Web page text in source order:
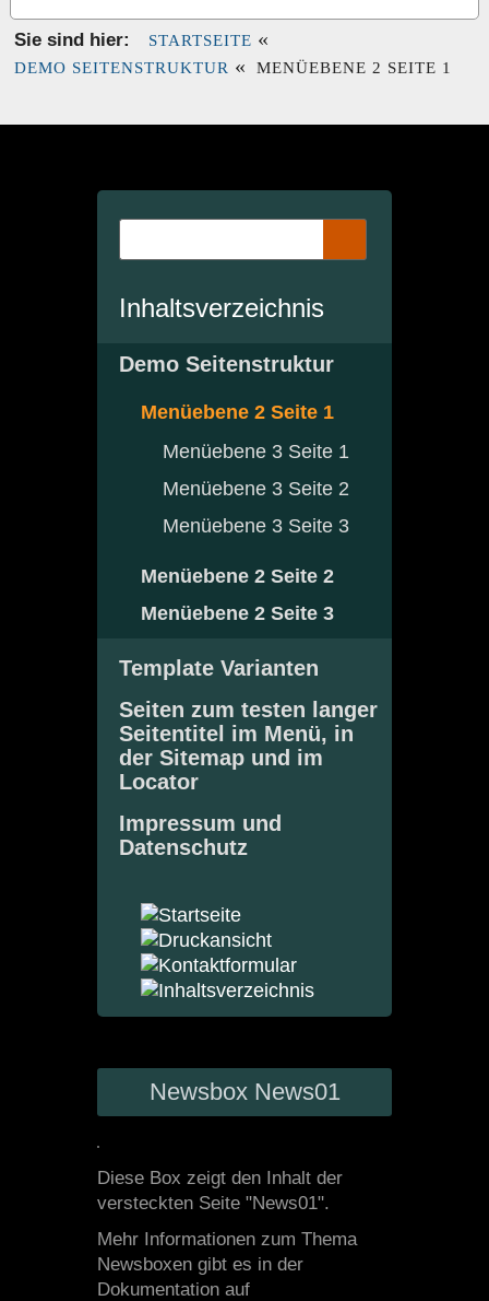
Sie sind hier: STARTSEITE «
DEMO SEITENSTRUKTUR « MENÜEBENE 2 SEITE 1
Inhaltsverzeichnis
Demo Seitenstruktur
Menüebene 2 Seite 1
Menüebene 3 Seite 1
Menüebene 3 Seite 2
Menüebene 3 Seite 3
Menüebene 2 Seite 2
Menüebene 2 Seite 3
Template Varianten
Seiten zum testen langer
Seitentitel im Menü, in
der Sitemap und im
Locator
Impressum und
Datenschutz
Newsbox News01
Diese Box zeigt den Inhalt der
versteckten Seite "News01".
Mehr Informationen zum Thema
Newsboxen gibt es in der
Dokumentation auf